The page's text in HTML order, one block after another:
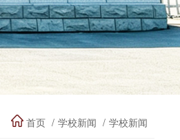
首页 学校新闻 学校新闻